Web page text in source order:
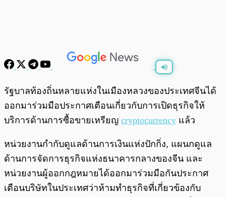
พร้อมเล่น 0:00
รัฐบาลท้องถิ่นหลายแห่งในเมืองหลวงของประเทศจีนได้
ออกมาร่วมมือประกาศเตือนเกี่ยวกับการเปิดธุรกิจให้
บริการด้านการซื้อขายเหรียญ cryptocurrency แล้ว
หน่วยงานกำกับดูแลด้านการเงินแห่งปักกิ่ง, แผนกดูแล
ด้านการจัดการธุรกิจแห่งธนาคารกลางของจีน และ
หน่วยงานผู้ออกกฎหมายได้ออกมาร่วมมือกันประกาศ
เตือนบริษัทในประเทศว่าห้ามทำธุรกิจที่เกี่ยวข้องกับ